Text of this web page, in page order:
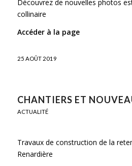
Découvrez de nouvelles photos
collinaire
Accéder à la page
25 AOÛT 2019
CHANTIERS ET
ACTUALITÉ
Travaux de construction de la
Renardière